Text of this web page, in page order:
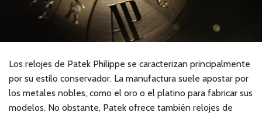
Los relojes de Patek Philippe se caracterizan principalmente
por su estilo conservador. La manufactura suele apostar por
los metales nobles, como el oro o el platino para fabricar sus
modelos. No obstante, Patek ofrece también relojes de